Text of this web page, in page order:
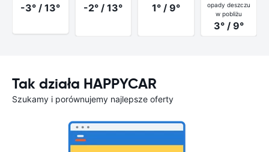
-3° / 13° -2° / 13° 1° / 9°
opady deszczu
w pobliżu
3° / 9°
Tak działa HAPPYCAR
Szukamy i porównujemy najlepsze oferty